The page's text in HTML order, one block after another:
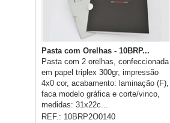
Pasta com Orelhas - 10BRP...
Pasta com 2 orelhas, confeccionada
em papel triplex 300gr, impressão
4x0 cor, acabamento: laminação (F),
faca modelo gráfica e corte/vinco,
medidas: 31x22c...
REF.: 10BRP2O0140